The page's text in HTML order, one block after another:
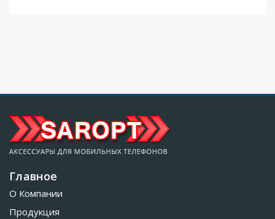
Главное
О Компании
Продукция